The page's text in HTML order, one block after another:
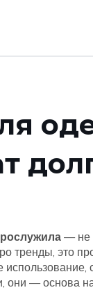
— не
тренды, это
, они — основа